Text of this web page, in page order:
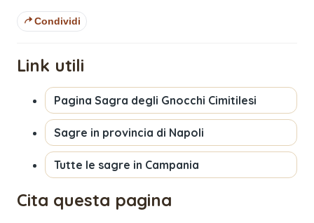
Condividi
Link utili
Pagina Sagra degli Gnocchi Cimitilesi
Sagre in provincia di Napoli
Tutte le sagre in Campania
Cita questa pagina